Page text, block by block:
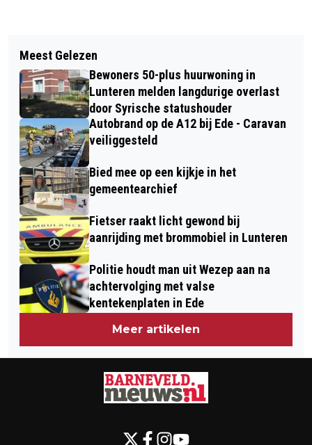
NIEUWE THEATERSCHOOL IN HET
AKOESTICUM IN EDE
MOTORRIJDER ERNSTIG GEWOND BIJ
ONGELUK IN ZWARTEBROEK
Meest Gelezen
Bewoners 50-plus huurwoning in
Lunteren melden langdurige overlast
door Syrische statushouder
Autobrand op de A12 bij Ede - Caravan
veiliggesteld
Bied mee op een kijkje in het
gemeentearchief
Fietser raakt licht gewond bij
aanrijding met brommobiel in Lunteren
Politie houdt man uit Wezep aan na
achtervolging met valse
kentekenplaten in Ede
Meer artikelen